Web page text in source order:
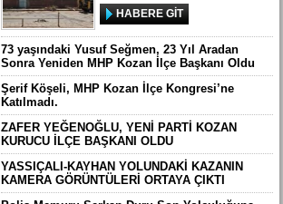
HABERE GİT
73 yaşındaki Yusuf Seğmen, 23 Yıl Aradan
Sonra Yeniden MHP Kozan İlçe Başkanı Oldu
Şerif Köşeli, MHP Kozan İlçe Kongresi’ne
Katılmadı.
ZAFER YEĞENOĞLU, YENİ PARTİ KOZAN
KURUCU İLÇE BAŞKANI OLDU
YASSIÇALI-KAYHAN YOLUNDAKİ KAZANIN
KAMERA GÖRÜNTÜLERİ ORTAYA ÇIKTI